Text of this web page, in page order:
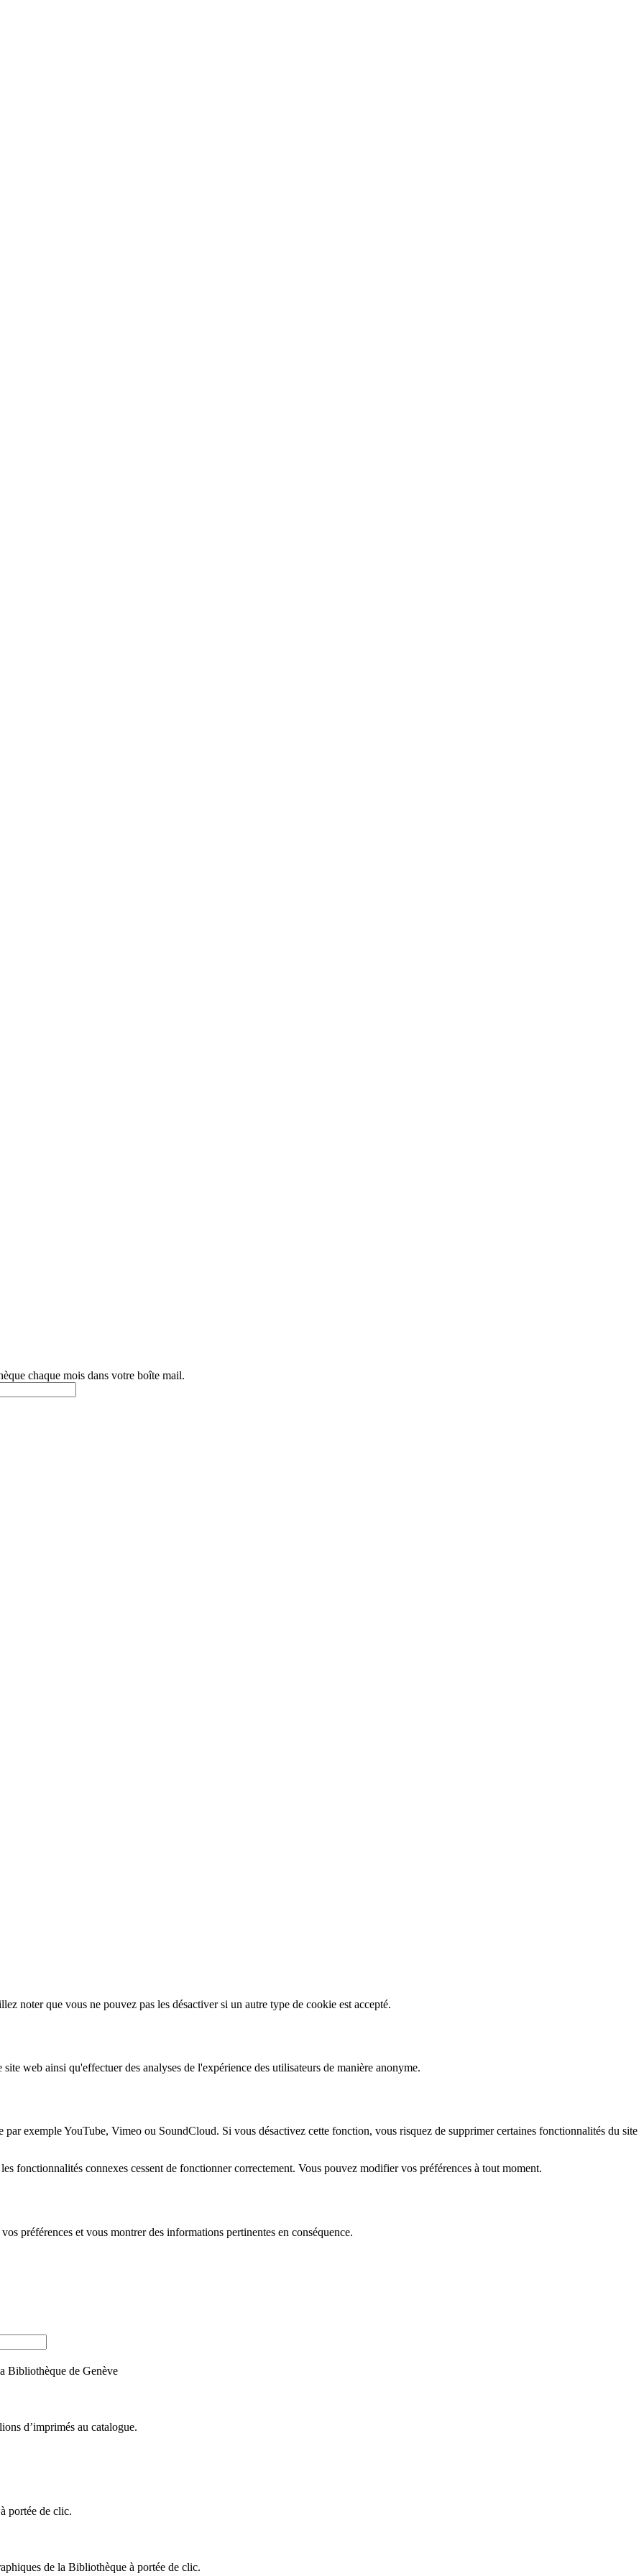
chaque mois dans votre boîte mail.
noter que vous ne pouvez pas les désactiver si un autre type de cookie est accepté.
web ainsi qu'effectuer des analyses de l'expérience des utilisateurs de manière anonyme.
exemple YouTube, Vimeo ou SoundCloud. Si vous désactivez cette fonction, vous risquez de supprimer certaines fonctionnalités du site
fonctionnalités connexes cessent de fonctionner correctement. Vous pouvez modifier vos préférences à tout moment.
préférences et vous montrer des informations pertinentes en conséquence.
Bibliothèque de Genève
d’imprimés au catalogue.
portée de clic.
de la Bibliothèque à portée de clic.